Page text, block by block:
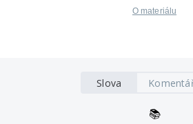
O materiálu
Slova
📚